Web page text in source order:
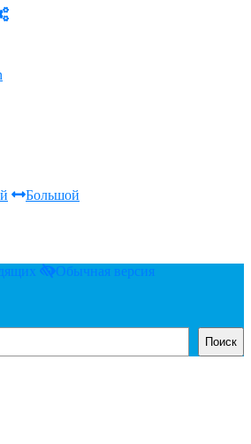
Большой
Обычная версия
Поиск